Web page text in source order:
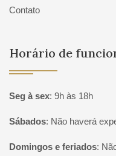
Contato
Horário de
Seg à sex: 9h às 18h
Sábados: Não haverá
Domingos e feriados: